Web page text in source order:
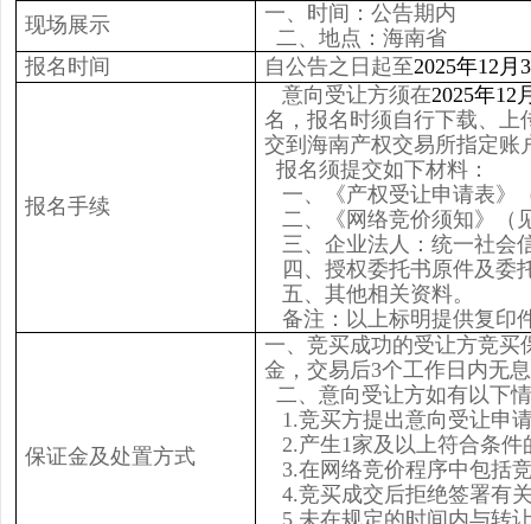
现场展示
一、时间：公告期内
二、地点：海南省
报名时间
自公告之日起至2025年12月
报名手续
意向受让方须在2025年12
名，报名时须自行下载、上
交到海南产权交易所指定账
报名须提交如下材料：
一、《产权受让申请表》
二、《网络竞价须知》（
三、企业法人：统一社会
四、授权委托书原件及委
五、其他相关资料。
备注：以上标明提供复印
保证金及处置方式
一、竞买成功的受让方竞买
金，交易后3个工作日内无
二、意向受让方如有以下
1.竞买方提出意向受让申
2.产生1家及以上符合条
3.在网络竞价程序中包括
4.竞买成交后拒绝签署有
5.未在规定的时间内与转